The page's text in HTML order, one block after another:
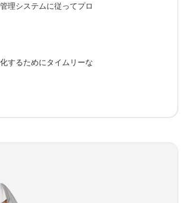
理システムに従ってプロ
するためにタイムリーな